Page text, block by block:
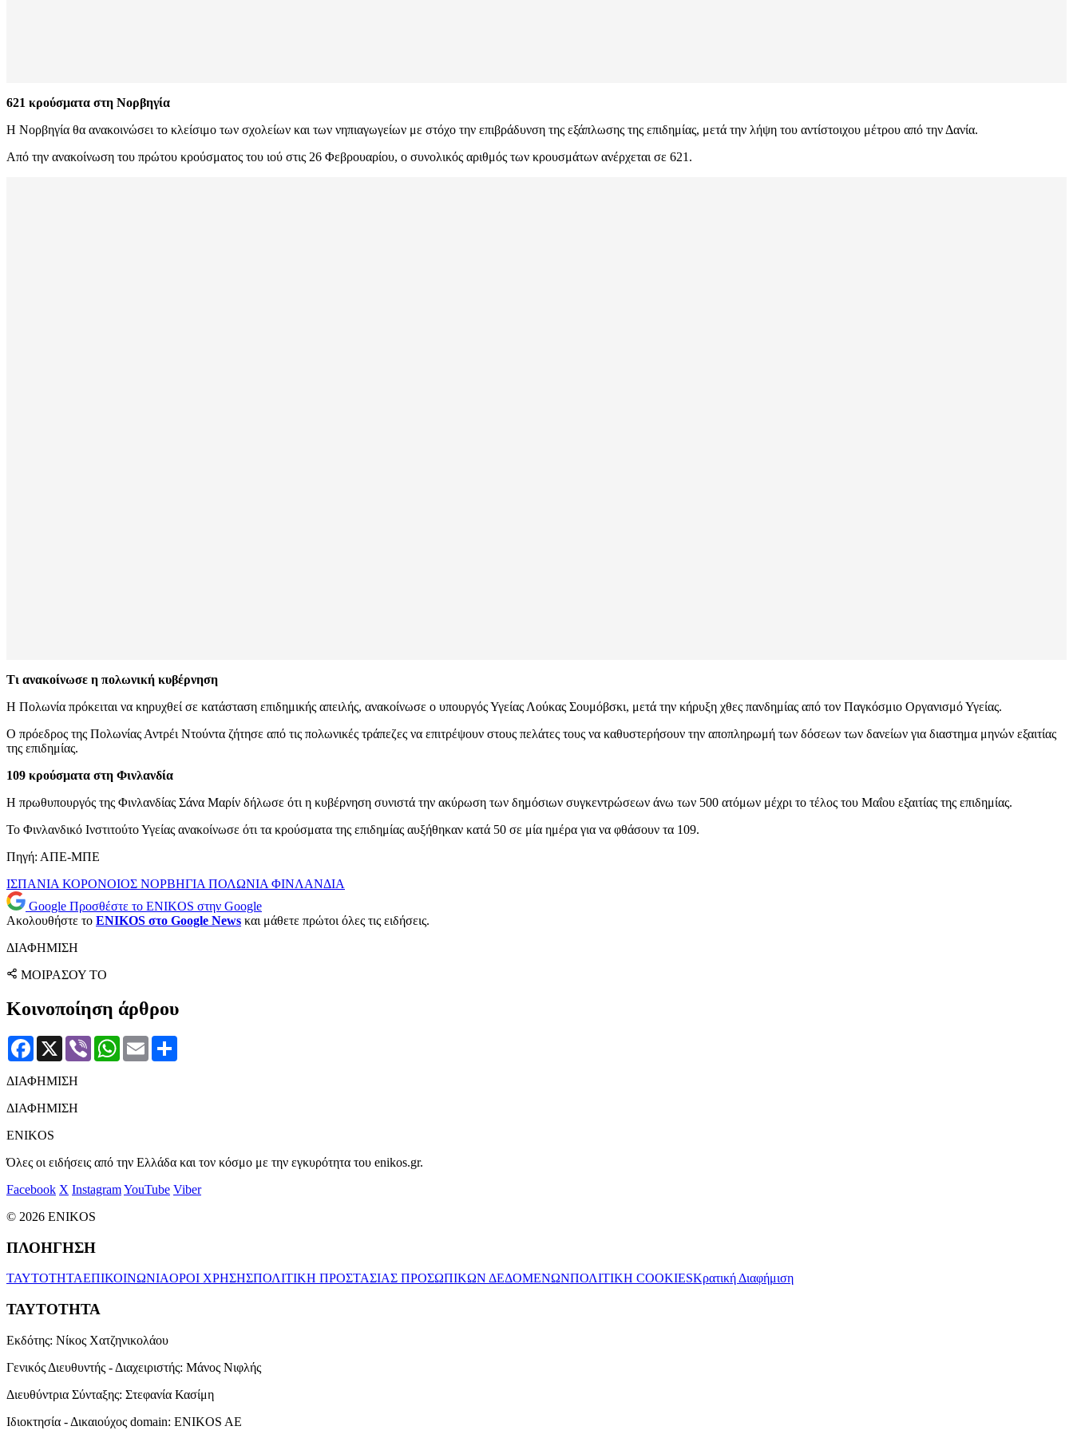
621 κρούσματα στη Νορβηγία
Η Νορβηγία θα ανακοινώσει το κλείσιμο των σχολείων και των νηπιαγωγείων με στόχο την επιβράδυνση της εξάπλωσης της επιδημίας, μετά την λήψη του αντίστοιχου μέτρου από την Δανία.
Από την ανακοίνωση του πρώτου κρούσματος του ιού στις 26 Φεβρουαρίου, ο συνολικός αριθμός των κρουσμάτων ανέρχεται σε 621.
Τι ανακοίνωσε η πολωνική κυβέρνηση
Η Πολωνία πρόκειται να κηρυχθεί σε κατάσταση επιδημικής απειλής, ανακοίνωσε ο υπουργός Υγείας Λούκας Σουμόβσκι, μετά την κήρυξη χθες πανδημίας από τον Παγκόσμιο Οργανισμό Υγείας.
Ο πρόεδρος της Πολωνίας Αντρέι Ντούντα ζήτησε από τις πολωνικές τράπεζες να επιτρέψουν στους πελάτες τους να καθυστερήσουν την αποπληρωμή των δόσεων των δανείων για διαστημα μηνών εξαιτίας
της επιδημίας.
109 κρούσματα στη Φινλανδία
Η πρωθυπουργός της Φινλανδίας Σάνα Μαρίν δήλωσε ότι η κυβέρνηση συνιστά την ακύρωση των δημόσιων συγκεντρώσεων άνω των 500 ατόμων μέχρι το τέλος του Μαΐου εξαιτίας της επιδημίας.
Το Φινλανδικό Ινστιτούτο Υγείας ανακοίνωσε ότι τα κρούσματα της επιδημίας αυξήθηκαν κατά 50 σε μία ημέρα για να φθάσουν τα 109.
Πηγή: ΑΠΕ-ΜΠΕ
ΙΣΠΑΝΙΑ ΚΟΡΟΝΟΙΟΣ ΝΟΡΒΗΓΙΑ ΠΟΛΩΝΙΑ ΦΙΝΛΑΝΔΙΑ
Google Προσθέστε το ENIKOS στην Google
Ακολουθήστε το ENIKOS στο Google News και μάθετε πρώτοι όλες τις ειδήσεις.
ΔΙΑΦΗΜΙΣΗ
ΜΟΙΡΑΣΟΥ ΤΟ
Κοινοποίηση άρθρου
Facebook
X Viber WhatsApp
Email
ΔΙΑΦΗΜΙΣΗ
ΔΙΑΦΗΜΙΣΗ
ENIKOS
Όλες οι ειδήσεις από την Ελλάδα και τον κόσμο με την εγκυρότητα του enikos.gr.
Facebook X InstagramYouTube Viber
© 2026 ENIKOS
ΠΛΟΗΓΗΣΗ
ΤΑΥΤΟΤΗΤΑΕΠΙΚΟΙΝΩΝΙΑΟΡΟΙ ΧΡΗΣΗΣΠΟΛΙΤΙΚΗ ΠΡΟΣΤΑΣΙΑΣ ΠΡΟΣΩΠΙΚΩΝ ΔΕΔΟΜΕΝΩΝΠΟΛΙΤΙΚΗ COOKIESΚρατική Διαφήμιση
ΤΑΥΤΟΤΗΤΑ
Εκδότης: Νίκος Χατζηνικολάου
Γενικός Διευθυντής - Διαχειριστής: Μάνος Νιφλής
Διευθύντρια Σύνταξης: Στεφανία Κασίμη
Ιδιοκτησία - Δικαιούχος domain: ENIKOS AE